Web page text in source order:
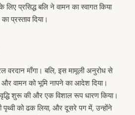
प्रसिद्ध बलि ने वामन का स्वागत किया
प्रस्ताव दिया।
वरदान माँगा। बलि, इस मामूली अनुरोध से
वामन को भूमि नापने का आदेश दिया।
शुरू की और एक विशाल रूप धारण किया।
को ढक लिया, और दूसरे पग में, उन्होंने